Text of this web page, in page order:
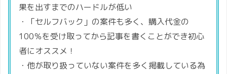
果を出すまでのハードルが低い
・「セルフバック」の案件も多く、購入代金の
100％を受け取ってから記事を書くことができ初心
者にオススメ！
・他が取り扱っていない案件を多く掲載している為